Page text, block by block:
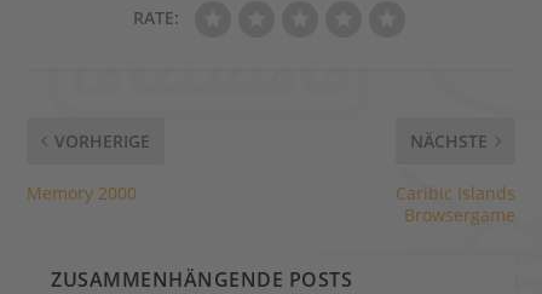
RATE:
VORHERIGE
Memory 2000
NÄCHSTE
Caribic Islands
Browsergame
ZUSAMMENHÄNGENDE POSTS